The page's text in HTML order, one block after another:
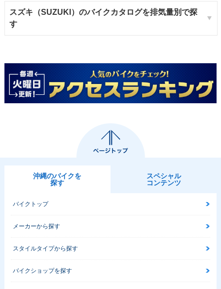
スズキ（SUZUKI）のバイクカタログを排気量別で探
す
沖縄のバイクを
探す
スペシャル
コンテンツ
バイクトップ
メーカーから探す
スタイルタイプから探す
バイクショップを探す